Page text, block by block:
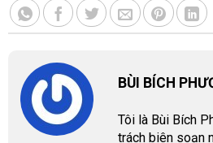
BÙI BÍCH
Tôi là Bùi Bích
trách biên soạn